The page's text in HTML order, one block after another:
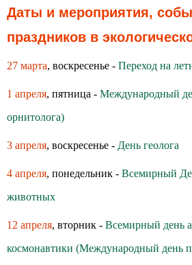
Даты и мероприятия,
праздников в
27 марта, воскресенье - Переход на
1 апреля, пятница - Международный
орнитолога)
3 апреля, воскресенье - День геолога
4 апреля, понедельник - Всемирный
животных
12 апреля, вторник - Всемирный день
космонавтики (Международный день